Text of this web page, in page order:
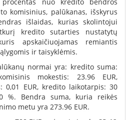
komisinius, palūkanas, išskyrus
išlaidas, kurias skolintojui
kredito sutarties nustatytų
apskaičiuojamas remiantis
ir taisyklėmis.
normai yra: kredito suma:
mokestis: 23.96 EUR,
0,01 EUR, kredito laikotarpis: 30
%. Bendra suma, kuria reikės
metu yra 273.96 EUR.